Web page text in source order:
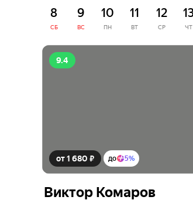
8
СБ
9
ВС
10
ПН
11
ВТ
12
СР ЧТ
9.4
от 1 680 ₽ до 5%
Виктор Комаров